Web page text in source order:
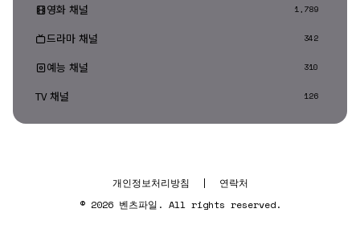
영화 채널 1,789
드라마 채널 342
예능 채널 310
TV 채널 126
개인정보처리방침 |
연락처
© 2026 벤츠파일. All rights reserved.